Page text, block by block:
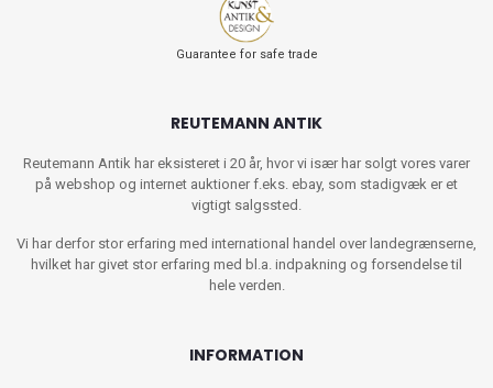
Guarantee for safe trade
REUTEMANN ANTIK
Reutemann Antik har eksisteret i 20 år, hvor vi især har solgt vores varer
på webshop og internet auktioner f.eks. ebay, som stadigvæk er et
vigtigt salgssted.
Vi har derfor stor erfaring med international handel over landegrænserne,
hvilket har givet stor erfaring med bl.a. indpakning og forsendelse til
hele verden.
INFORMATION